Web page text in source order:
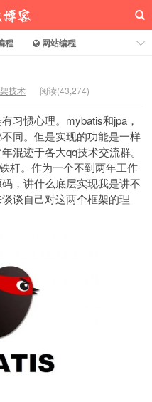
客
程
网站编程
技术 阅读(43,274)
习惯心理。mybatis和jpa，
同。但是实现的功能是一样
混迹于各大qq技术交流群。
杆。作为一个不到两年工作
，讲什么底层实现我是讲不
谈自己对这两个框架的理